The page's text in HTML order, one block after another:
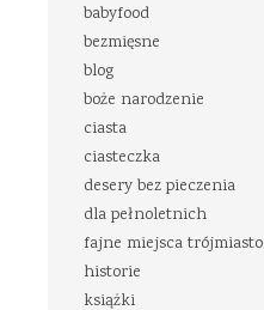
babyfood
bezmięsne
blog
boże narodzenie
ciasta
ciasteczka
desery bez pieczenia
dla pełnoletnich
fajne miejsca trójmiasto
historie
książki